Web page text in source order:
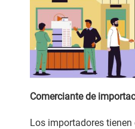
Comerciante de
Los importadores tienen